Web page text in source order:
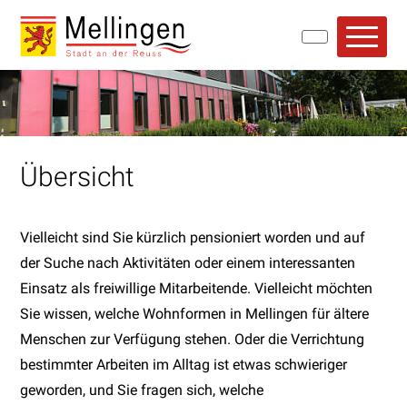
Navigieren in Mellingen
Schnellnavigation
Übersicht
Vielleicht sind Sie kürzlich pensioniert worden und auf
der Suche nach Aktivitäten oder einem interessanten
Einsatz als freiwillige Mitarbeitende. Vielleicht möchten
Sie wissen, welche Wohnformen in Mellingen für ältere
Menschen zur Verfügung stehen. Oder die Verrichtung
bestimmter Arbeiten im Alltag ist etwas schwieriger
geworden, und Sie fragen sich, welche